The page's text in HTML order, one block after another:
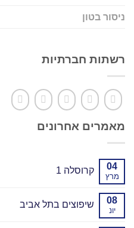
ניסור בטון
רשתות חברתיות
מאמרים אחרונים
04
מרץ
קרוסלה 1
08
יונ
שיפוצים בתל אביב